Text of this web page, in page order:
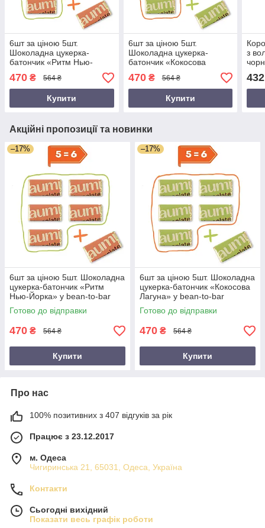
6шт за ціною 5шт.
Шоколадна цукерка-
батончик «Ритм Нью-
шоколаді AUMi
470 ₴ 564 ₴
Купити
6шт за ціною 5шт.
Шоколадна цукерка-
батончик «Кокосова
шоколаді
470₴ 564 ₴
Купити
з
432
Акційні пропозиції та новинки
–17%
6шт за ціною 5шт. Шоколадна
цукерка-батончик «Ритм
Нью-Йорка» у bean-to-bar
шоколаді AUMi
Готово до відправки
470 ₴ 564 ₴
Купити
–17%
6шт за ціною 5шт. Шоколадна
цукерка-батончик «Кокосова
Лагуна» у bean-to-bar
шоколаді
Готово до відправки
470 ₴ 564 ₴
Купити
Про нас
100% позитивних з 407 відгуків за рік
Працює з 23.12.2017
м. Одеса
Чигиринська 21, 65031, Одеса, Україна
Контакти
Сьогодні вихідний
Показати весь графік роботи